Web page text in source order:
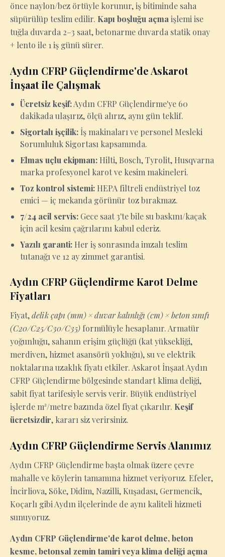
önce naylon/bez örtüyle korunur, iş bitiminde saha
süpürülüp teslim edilir. Kapı boşluğu açma işlemi ise
tuğla duvarda 2–3 saat, betonarme duvarda statik onay
+ lento ile 1 iş günü sürer.
Aydın CFRP Güçlendirme'de Askarot
İnşaat ile Çalışmak
Ücretsiz keşif:Aydın CFRP Güçlendirme'ye 60
dakikada ulaşırız, ölçü alırız, aynı gün teklif.
Sigortalı işçilik: İş makinaları ve personel Mesleki
Sorumluluk Sigortası kapsamında.
Elmas uçlu ekipman: Hilti, Bosch, Tyrolit, Husqvarna
marka profesyonel karot ve kesim makineleri.
Toz kontrol sistemi: HEPA filtreli endüstriyel toz
emici — iç mekanda görünür toz bırakmaz.
7/24 acil servis: Gece saat 3'te bile su baskını/kaçak
için acil kesim çağrılarını kabul ederiz.
Yazılı garanti: Her iş sonrasında imzalı teslim
tutanağı ve 12 ay zimmet garantisi.
Aydın CFRP Güçlendirme Karot Delme
Fiyatları
Fiyat,delik çapı (mm) × duvar kalınlığı (cm) × beton sınıfı
(C20/C25/C30/C35) formülüyle hesaplanır. Armatür
yoğunluğu, sahanın erişim güçlüğü (kat yüksekliği,
merdiven, hizmet asansörü yokluğu), su ve elektrik
noktalarına uzaklık fiyatı etkiler. Askarot İnşaat Aydın
CFRP Güçlendirme bölgesinde standart klima deliği,
sabit fiyat tarifesiyle servis verir. Büyük endüstriyel
işlerde m²/metre bazında özel fiyat çıkarılır. Keşif
ücretsizdir, kararı siz verirsiniz.
Aydın CFRP Güçlendirme Servis Alanımız
Aydın CFRP Güçlendirme başta olmak üzere çevre
mahalle ve köylerin tamamına hizmet veriyoruz. Efeler,
İncirliova, Söke, Didim, Nazilli, Kuşadası, Germencik,
Koçarlı gibi Aydın ilçelerinde de aynı kaliteli hizmeti
sunuyoruz.
Aydın CFRP Güçlendirme'de karot delme, beton
kesme, betonsal zemin tamiri veya klima deliği açma